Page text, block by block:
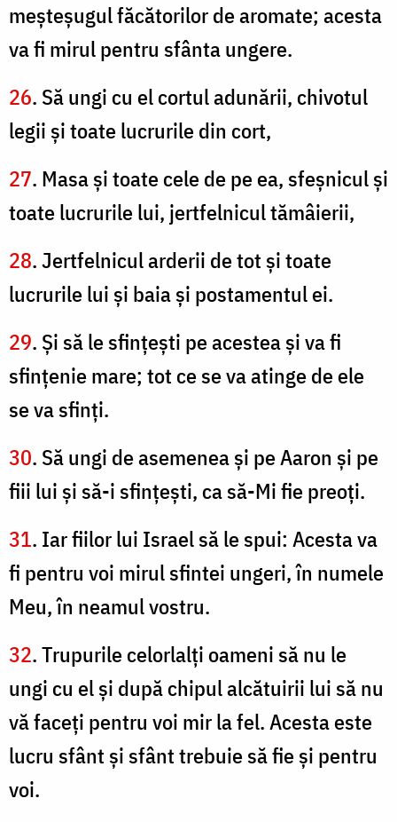
meşteşugul făcătorilor de aromate; acesta
va fi mirul pentru sfânta ungere.
26. Să ungi cu el cortul adunării, chivotul
legii şi toate lucrurile din cort,
27. Masa şi toate cele de pe ea, sfeşnicul şi
toate lucrurile lui, jertfelnicul tămâierii,
28. Jertfelnicul arderii de tot şi toate
lucrurile lui şi baia şi postamentul ei.
29. Şi să le sfinţeşti pe acestea şi va fi
sfinţenie mare; tot ce se va atinge de ele
se va sfinţi.
30. Să ungi de asemenea şi pe Aaron şi pe
fiii lui şi să-i sfinţeşti, ca să-Mi fie preoţi.
31. Iar fiilor lui Israel să le spui: Acesta va
fi pentru voi mirul sfintei ungeri, în numele
Meu, în neamul vostru.
32. Trupurile celorlalţi oameni să nu le
ungi cu el şi după chipul alcătuirii lui să nu
vă faceţi pentru voi mir la fel. Acesta este
lucru sfânt şi sfânt trebuie să fie şi pentru
voi.